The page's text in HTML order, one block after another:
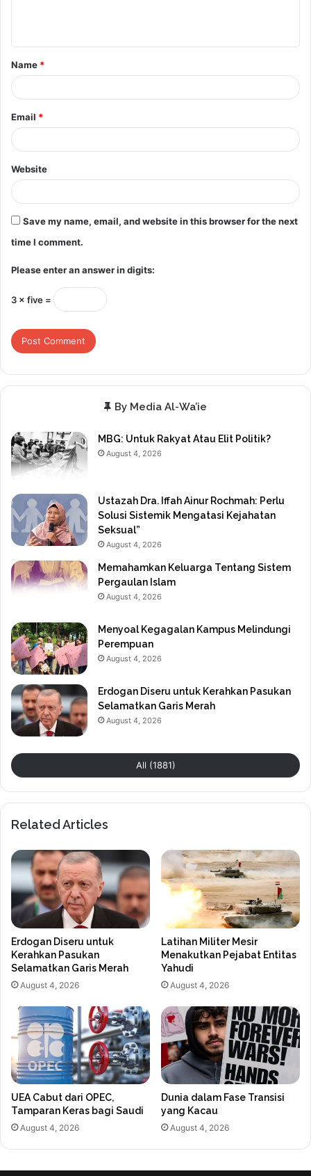
t
*
Name *
Email *
Website
Save my name, email, and website in this browser for the next
time I comment.
Please enter an answer in digits:
3 × five =
By Media Al-Wa’ie
MBG: Untuk Rakyat Atau Elit Politik?
August 4, 2026
Ustazah Dra. Iffah Ainur Rochmah: Perlu
Solusi Sistemik Mengatasi Kejahatan
Seksual”
August 4, 2026
Memahamkan Keluarga Tentang Sistem
Pergaulan Islam
August 4, 2026
Menyoal Kegagalan Kampus Melindungi
Perempuan
August 4, 2026
Erdogan Diseru untuk Kerahkan Pasukan
Selamatkan Garis Merah
August 4, 2026
All (1881)
Related Articles
Erdogan Diseru untuk
Kerahkan Pasukan
Selamatkan Garis Merah
August 4, 2026
Latihan Militer Mesir
Menakutkan Pejabat Entitas
Yahudi
August 4, 2026
UEA Cabut dari OPEC,
Tamparan Keras bagi Saudi
August 4, 2026
Dunia dalam Fase Transisi
yang Kacau
August 4, 2026